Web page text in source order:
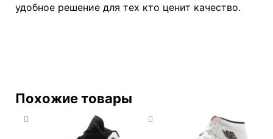
удобное решение для тех кто ценит качество.
Похожие товары